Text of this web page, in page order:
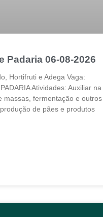
Padaria 06-08-2026
Hortifruti e Adega Vaga:
Atividades: Auxiliar na
massas, fermentação e outros
de pães e produtos